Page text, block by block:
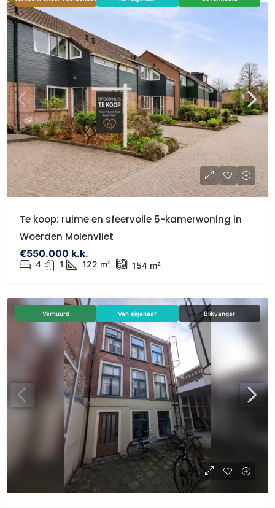
Te koop: ruime en sfeervolle 5-kamerwoning in
Woerden Molenvliet
€550.000 k.k.
4 1 122 m² 154 m²
Verhuurd Van eigenaar Blikvanger